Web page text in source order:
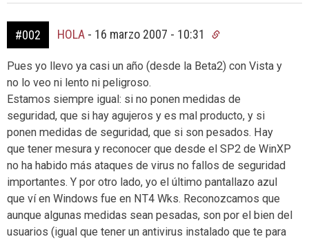
#002 HOLA - 16 marzo 2007 - 10:31
Pues yo llevo ya casi un año (desde la Beta2) con Vista y
no lo veo ni lento ni peligroso.
Estamos siempre igual: si no ponen medidas de
seguridad, que si hay agujeros y es mal producto, y si
ponen medidas de seguridad, que si son pesados. Hay
que tener mesura y reconocer que desde el SP2 de WinXP
no ha habido más ataques de virus no fallos de seguridad
importantes. Y por otro lado, yo el último pantallazo azul
que ví en Windows fue en NT4 Wks. Reconozcamos que
aunque algunas medidas sean pesadas, son por el bien del
usuarios (igual que tener un antivirus instalado que te para